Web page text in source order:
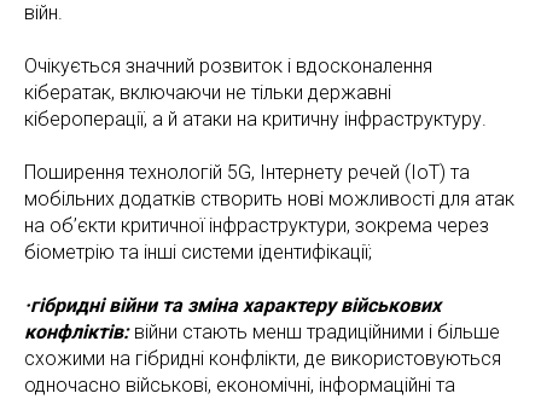
війн.
Очікується значний розвиток і вдосконалення
кібератак, включаючи не тільки державні
кібероперації, а й атаки на критичну інфраструктуру.
Поширення технологій 5G, Інтернету речей (IoT) та
мобільних додатків створить нові можливості для атак
на об’єкти критичної інфраструктури, зокрема через
біометрію та інші системи ідентифікації;
·гібридні війни та зміна характеру військових
конфліктів: війни стають менш традиційними і більше
схожими на гібридні конфлікти, де використовуються
одночасно військові, економічні, інформаційні та